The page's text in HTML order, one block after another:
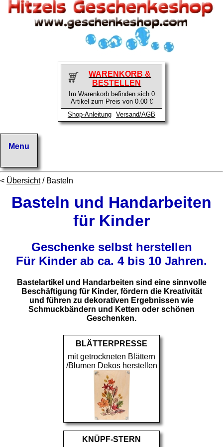
WARENKORB &
BESTELLEN
Im Warenkorb befinden sich 0
Artikel zum Preis von 0.00 €
Shop-Anleitung
Versand/AGB
< Übersicht/ Basteln
Basteln und Handarbeiten
für Kinder
Geschenke selbst herstellen
Für Kinder ab ca. 4 bis 10 Jahren.
Bastelartikel und Handarbeiten sind eine sinnvolle
Beschäftigung für Kinder, fördern die Kreativität
und führen zu dekorativen Ergebnissen wie
Schmuckbändern und Ketten oder schönen
Geschenken.
BLÄTTERPRESSE
mit getrockneten Blättern
/Blumen Dekos herstellen
KNÜPF-STERN